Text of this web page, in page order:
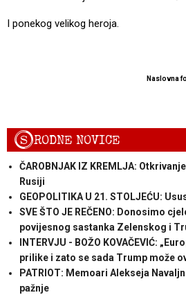
I ponekog velikog heroja.
Naslovna
SRODNE NOVICE
ČAROBNJAK IZ KREMLJA:
Rusiji
GEOPOLITIKA U 21. STOLJEĆU:
SVE ŠTO JE REČENO: Donosimo
povijesnog sastanka Zelenskog i
INTERVJU - BOŽO KOVAČEVIĆ:
prilike i zato se sada Trump može
PATRIOT: Memoari Alekseja
pažnje